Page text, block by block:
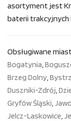
asortyment jest
baterii trakcyjnych
Obsługiwane
Bogatynia,
Brzeg Dolny,
Duszniki-Zdrój,
Gryfów Śląski,
Jelcz-Laskowice,